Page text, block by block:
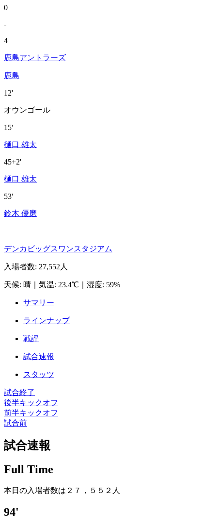
0
-
4
鹿島アントラーズ
鹿島
12'
オウンゴール
15'
樋口 雄太
45+2'
樋口 雄太
53'
鈴木 優磨
デンカビッグスワンスタジアム
入場者数: 27,552人
天候: 晴 気温: 23.4℃ 湿度: 59%
サマリー
ラインナップ
戦評
試合速報
スタッツ
試合終了
後半キックオフ
前半キックオフ
試合前
試合速報
Full Time
本日の入場者数は２７，５５２人
94'